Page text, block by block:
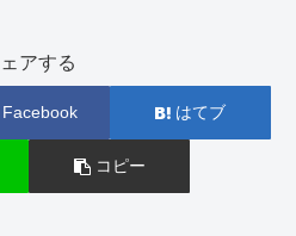
アする
Facebook はてブ
コピー